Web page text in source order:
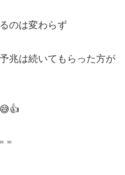
のは変わらず
兆は続いてもらった方が
＝